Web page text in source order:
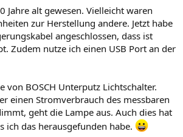
Jahre alt gewesen. Vielleicht waren
zur Herstellung andere. Jetzt habe
angeschlossen, dass ist
Zudem nutze ich einen USB Port an der
von BOSCH Unterputz Lichtschalter.
einen Stromverbrauch des messbaren
geht die Lampe aus. Auch dies hat
ich das herausgefunden habe.